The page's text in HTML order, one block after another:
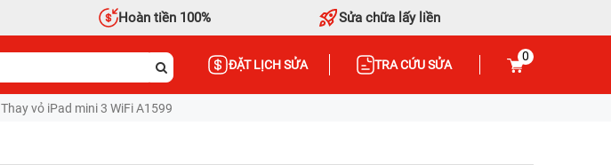
Hoàn tiền 100% Sửa chữa lấy liền
ĐẶT LỊCH SỬA TRA CỨU SỬA
0
Thay vỏ iPad mini 3 WiFi A1599